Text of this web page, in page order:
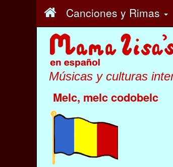
Canciones y Rimas
Músicas y culturas
Melc, melc codobelc